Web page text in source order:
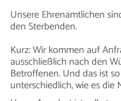
Unsere Ehrenamtlichen
den Sterbenden.
Kurz: Wir kommen auf
ausschließlich nach den
Betroffenen. Und das ist
unterschiedlich, wie es die